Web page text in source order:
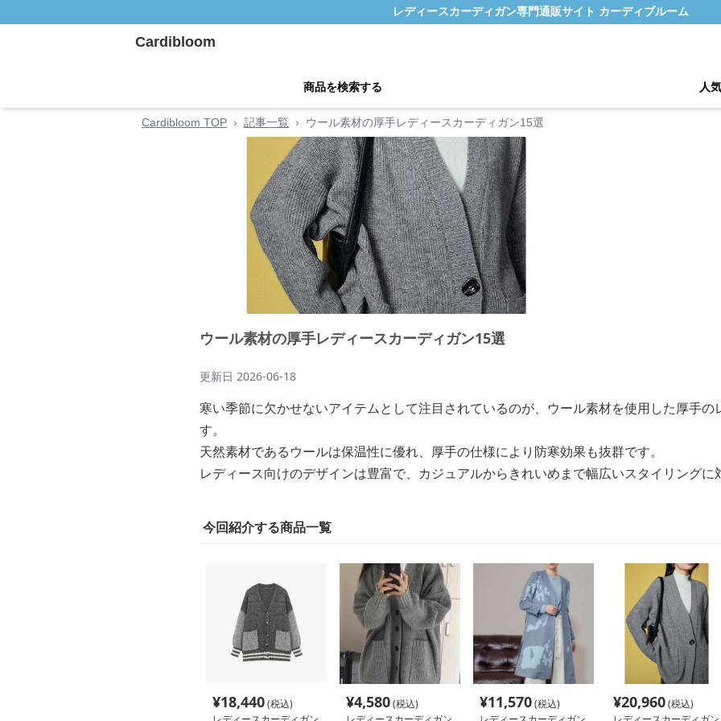
レディースカーディガン専門通販サイト カーディブルーム
Cardibloom
商品を検索する 人
Cardibloom TOP › 記事一覧 › ウール素材の厚手レディースカーディガン15選
ウール素材の厚手レディースカーディガン15選
更新日 2026-06-18
寒い季節に欠かせないアイテムとして注目されているのが、ウール素材を使用した厚手
す。
天然素材であるウールは保温性に優れ、厚手の仕様により防寒効果も抜群です。
レディース向けのデザインは豊富で、カジュアルからきれいめまで幅広いスタイリングに
今回紹介する商品一覧
¥18,440(税込)
¥4,580(税込)
¥11,570(税込)
¥20,960(税込)